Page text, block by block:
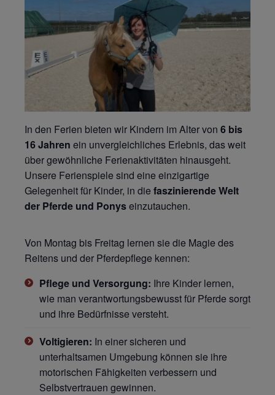
In den Ferien bieten wir Kindern im Alter von 6 bis
16 Jahren ein unvergleichliches Erlebnis, das weit
über gewöhnliche Ferienaktivitäten hinausgeht.
Unsere Ferienspiele sind eine einzigartige
Gelegenheit für Kinder, in die faszinierende Welt
der Pferde und Ponyseinzutauchen.
Von Montag bis Freitag lernen sie die Magie des
Reitens und der Pferdepflege kennen:
Pflege und Versorgung: Ihre Kinder lernen,
wie man verantwortungsbewusst für Pferde sorgt
und ihre Bedürfnisse versteht.
Voltigieren: In einer sicheren und
unterhaltsamen Umgebung können sie ihre
motorischen Fähigkeiten verbessern und
Selbstvertrauen gewinnen.